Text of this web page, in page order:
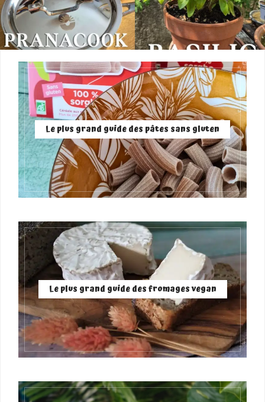
Le plus grand guide des pâtes sans gluten
Le plus grand guide des fromages vegan